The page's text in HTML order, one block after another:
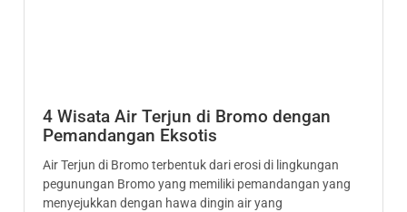
4 Wisata Air Terjun di Bromo dengan
Pemandangan Eksotis
Air Terjun di Bromo terbentuk dari erosi di lingkungan
pegunungan Bromo yang memiliki pemandangan yang
menyejukkan dengan hawa dingin air yang